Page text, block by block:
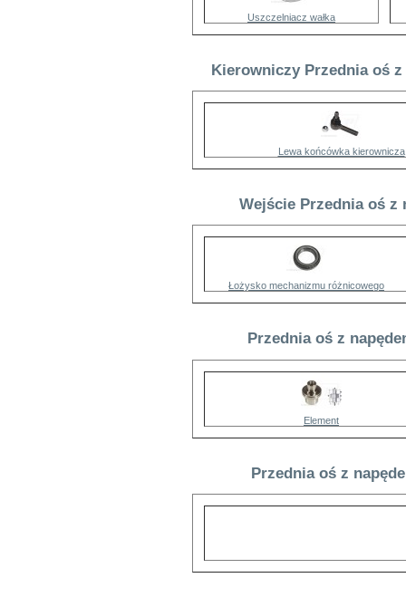
Uszczelniacz wałka
Kierowniczy Przednia oś z
Lewa końcówka kierownicza
Wejście Przednia oś z
Łożysko mechanizmu różnicowego
Przednia oś z
Element
Przednia oś z